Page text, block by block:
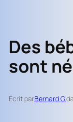
Des
sont
Écrit parBernard G.